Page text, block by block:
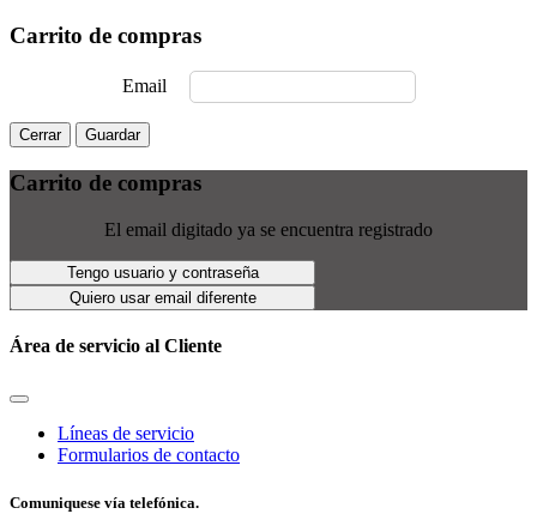
Carrito de compras
Email
Cerrar Guardar
Carrito de compras
El email digitado ya se encuentra registrado
Tengo usuario y contraseña
Quiero usar email diferente
Área de servicio al Cliente
Líneas de servicio
Formularios de contacto
Comuniquese vía telefónica.